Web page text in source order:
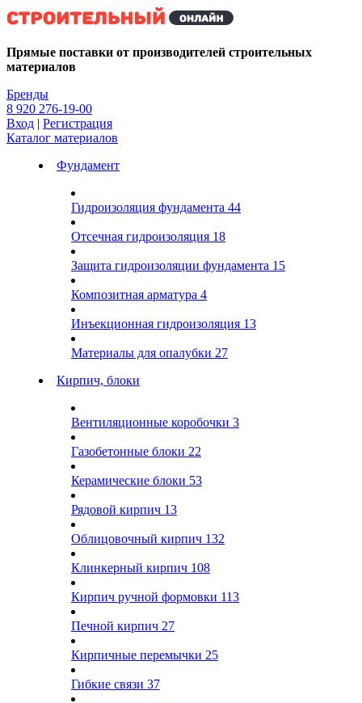
Kg
Прямые поставки от производителей строительных
материалов
Бренды
8 920 276-19-00
Вход | Регистрация
Каталог материалов
Фундамент
Гидроизоляция фундамента 44
Отсечная гидроизоляция 18
Защита гидроизоляции фундамента 15
Композитная арматура 4
Инъекционная гидроизоляция 13
Материалы для опалубки 27
Кирпич, блоки
Вентиляционные коробочки 3
Газобетонные блоки 22
Керамические блоки 53
Рядовой кирпич 13
Облицовочный кирпич 132
Клинкерный кирпич 108
Кирпич ручной формовки 113
Печной кирпич 27
Кирпичные перемычки 25
Гибкие связи 37